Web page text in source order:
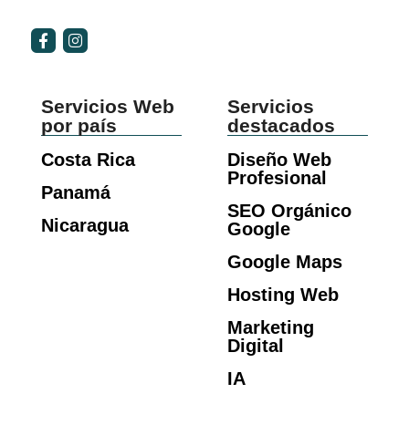
Servicios Web
por país
Costa Rica
Panamá
Nicaragua
Servicios
destacados
Diseño Web
Profesional
SEO Orgánico
Google
Google Maps
Hosting Web
Marketing
Digital
IA